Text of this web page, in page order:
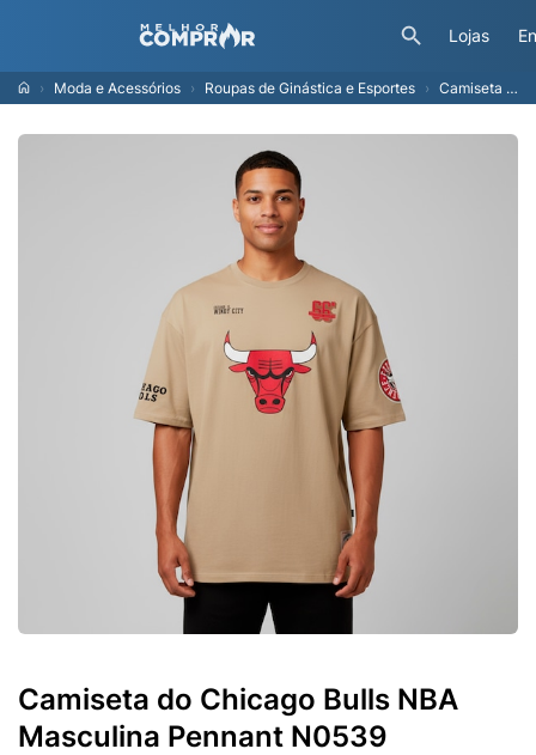
Lojas
Moda e Acessórios Roupas de Ginástica e Esportes Camiseta do Chicago Bulls NBA Masculina Pennant N0539
Camiseta do Chicago Bulls NBA
Masculina Pennant N0539